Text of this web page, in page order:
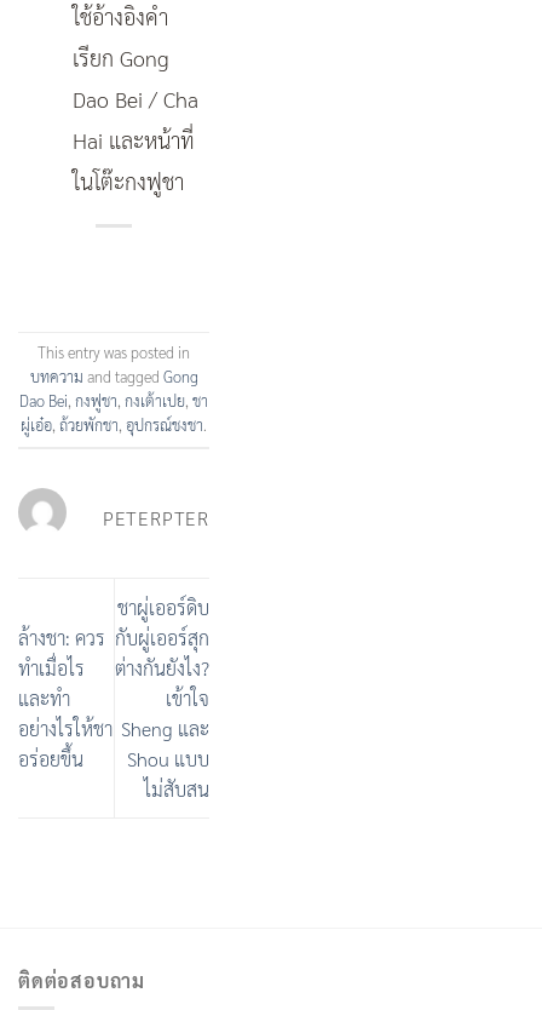
ใช้อ้างอิงคำ
เรียก Gong
Dao Bei / Cha
Hai และหน้าที่
ในโต๊ะกงฟูชา
This entry was posted in
บทความ and tagged Gong
Dao Bei, กงฟูชา, กงเต้าเปย, ชา
ผู่เอ๋อ, ถ้วยพักชา, อุปกรณ์ชงชา.
PETERPTER
ล้างชา: ควร
ทำเมื่อไร
และทำ
อย่างไรให้ชา
อร่อยขึ้น
ชาผู่เออร์ดิบ
กับผู่เออร์สุก
ต่างกันยังไง?
เข้าใจ
Sheng และ
Shou แบบ
ไม่สับสน
ติดต่อสอบถาม